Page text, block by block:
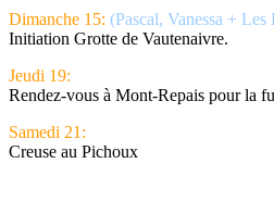
Dimanche 15: (Pascal, Vanessa + Les
Initiation Grotte de Vautenaivre.
Jeudi 19:
Rendez-vous à Mont-Repais pour la
Samedi 21:
Creuse au Pichoux